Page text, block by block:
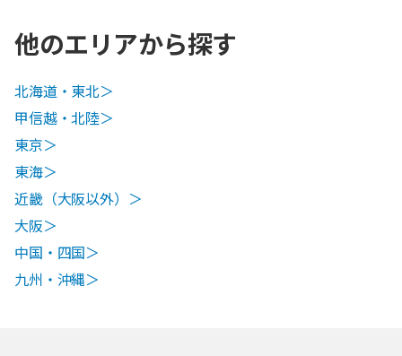
他のエリアから探す
北海道・東北＞
甲信越・北陸＞
東京＞
東海＞
近畿（大阪以外）＞
大阪＞
中国・四国＞
九州・沖縄＞